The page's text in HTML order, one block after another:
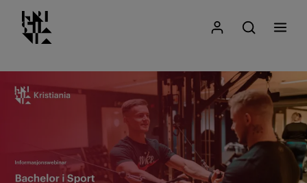
Gå
til
Kristiania logo
Mitt Kristiania
Åpne søk
Søk
Meny